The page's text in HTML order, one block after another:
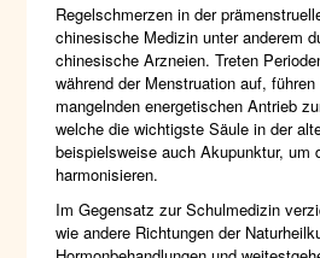
Regelschmerzen in der
chinesische Medizin unter anderem
chinesische Arzneien. Treten
während der Menstruation auf,
mangelnden energetischen Antrieb
welche die wichtigste Säule in der
beispielsweise auch Akupunktur, um
harmonisieren.
Im Gegensatz zur Schulmedizin
wie andere Richtungen der